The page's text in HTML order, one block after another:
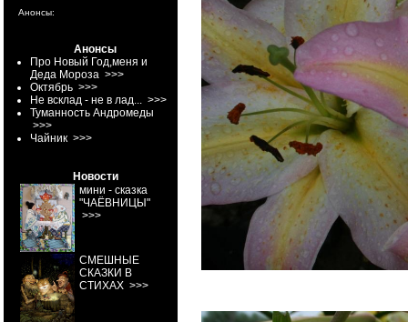
Анонсы:
Анонсы
Про Новый Год,меня и
Деда Мороза >>>
Октябрь >>>
Не всклад - не в лад... >>>
Туманность Андромеды
>>>
Чайник >>>
Новости
мини - сказка
"ЧАЁВНИЦЫ"
>>>
СМЕШНЫЕ
СКАЗКИ В
СТИХАХ >>>